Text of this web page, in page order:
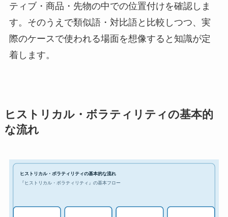
ティブ・商品・先物の中での位置付けを確認しま
す。そのうえで類似語・対比語と比較しつつ、実
際のケースで使われる場面を想像すると知識が定
着します。
ヒストリカル・ボラティリティの基本的
な流れ
ヒストリカル・ボラティリティの基本的な流れ
『ヒストリカル・ボラティリティ』の基本フロー